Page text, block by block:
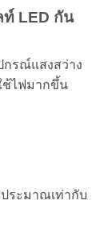
ท์ LED กัน
กรณ์แสงสว่าง
ช้ไฟมากขึ้น
ประมาณเท่ากับ